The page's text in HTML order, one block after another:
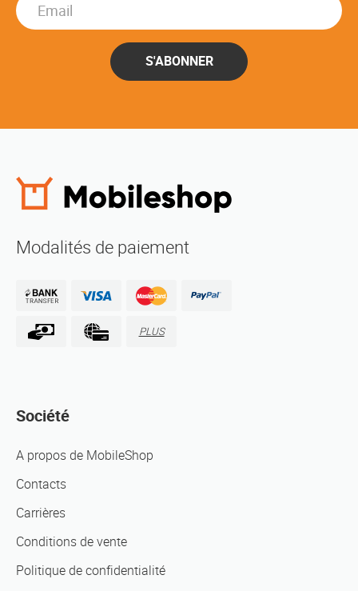
S'ABONNER
Modalités de paiement
PLUS
Société
A propos de MobileShop
Contacts
Carrières
Conditions de vente
Politique de confidentialité